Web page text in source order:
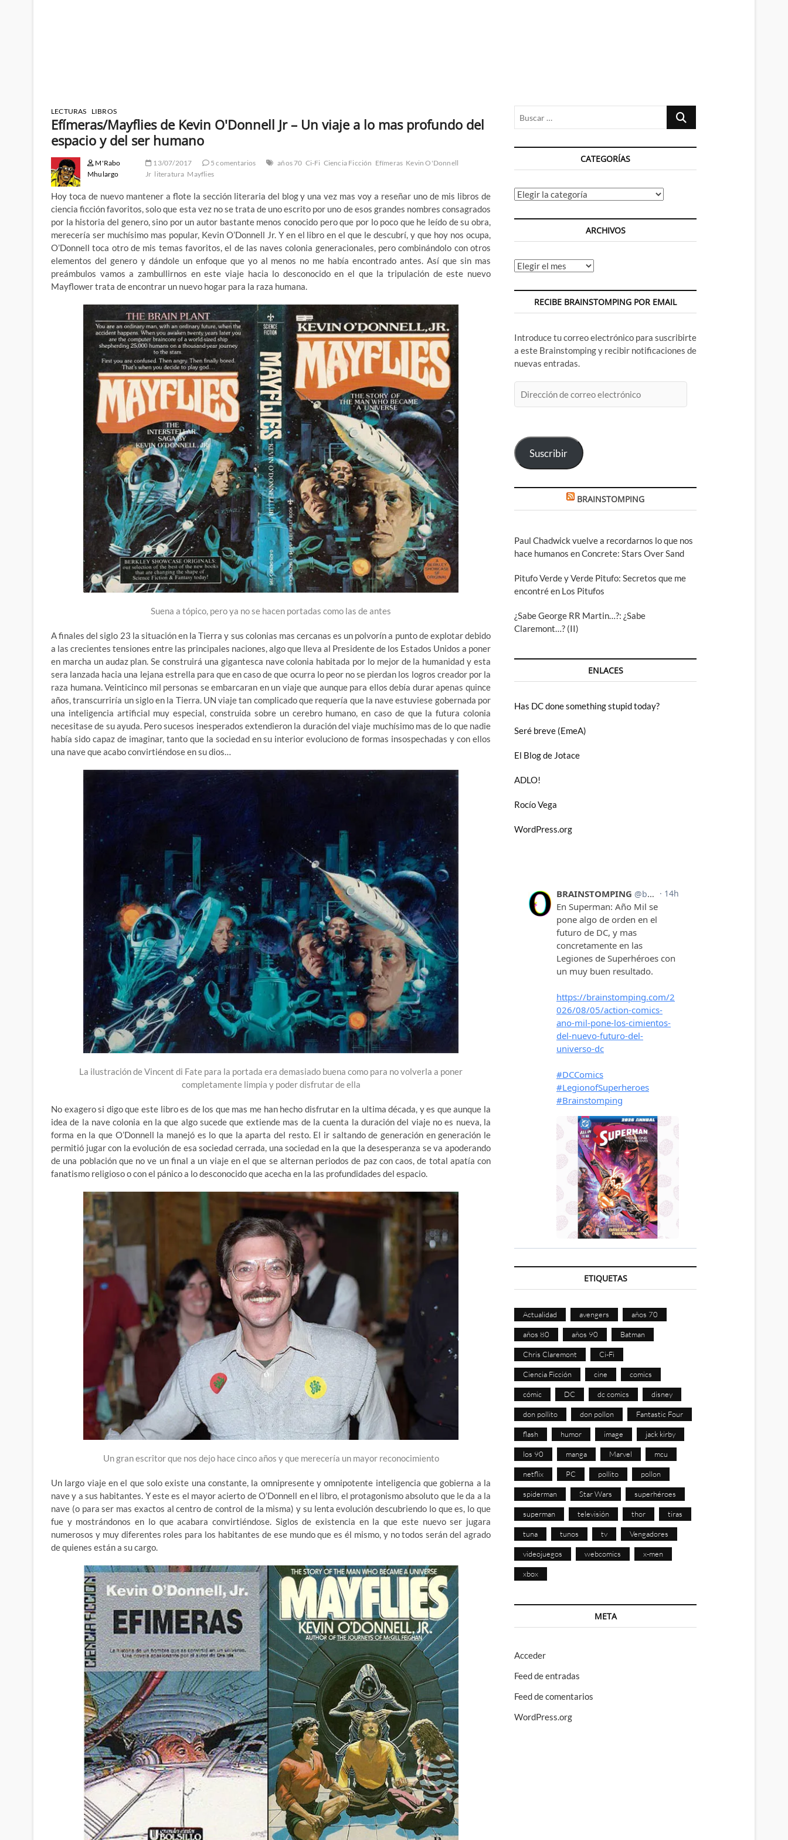
LECTURAS LIBROS
Efímeras/Mayflies de Kevin O'Donnell Jr – Un viaje a lo mas profundo del
espacio y del ser humano
M'Rabo
Mhulargo
13/07/2017 5 comentarios años 70 Ci-Fi Ciencia Ficción Efímeras Kevin O'Donnell
Jr literatura Mayflies
Hoy toca de nuevo mantener a flote la sección literaria del blog y una vez mas voy a reseñar uno de mis libros de
ciencia ficción favoritos, solo que esta vez no se trata de uno escrito por uno de esos grandes nombres consagrados
por la historia del genero, sino por un autor bastante menos conocido pero que por lo poco que he leído de su obra,
merecería ser muchísimo mas popular, Kevin O’Donnell Jr. Y en el libro en el que le descubrí, y que hoy nos ocupa,
O’Donnell toca otro de mis temas favoritos, el de las naves colonia generacionales, pero combinándolo con otros
elementos del genero y dándole un enfoque que yo al menos no me había encontrado antes. Así que sin mas
preámbulos vamos a zambullirnos en este viaje hacia lo desconocido en el que la tripulación de este nuevo
Mayflower trata de encontrar un nuevo hogar para la raza humana.
Suena a tópico, pero ya no se hacen portadas como las de antes
A finales del siglo 23 la situación en la Tierra y sus colonias mas cercanas es un polvorín a punto de explotar debido
a las crecientes tensiones entre las principales naciones, algo que lleva al Presidente de los Estados Unidos a poner
en marcha un audaz plan. Se construirá una gigantesca nave colonia habitada por lo mejor de la humanidad y esta
sera lanzada hacia una lejana estrella para que en caso de que ocurra lo peor no se pierdan los logros creador por la
raza humana. Veinticinco mil personas se embarcaran en un viaje que aunque para ellos debía durar apenas quince
años, transcurriría un siglo en la Tierra. UN viaje tan complicado que requería que la nave estuviese gobernada por
una inteligencia artificial muy especial, construida sobre un cerebro humano, en caso de que la futura colonia
necesitase de su ayuda. Pero sucesos inesperados extendieron la duración del viaje muchísimo mas de lo que nadie
había sido capaz de imaginar, tanto que la sociedad en su interior evoluciono de formas insospechadas y con ellos
una nave que acabo convirtiéndose en su dios…
La ilustración de Vincent di Fate para la portada era demasiado buena como para no volverla a poner
completamente limpia y poder disfrutar de ella
No exagero si digo que este libro es de los que mas me han hecho disfrutar en la ultima década, y es que aunque la
idea de la nave colonia en la que algo sucede que extiende mas de la cuenta la duración del viaje no es nueva, la
forma en la que O’Donnell la manejó es lo que la aparta del resto. El ir saltando de generación en generación le
permitió jugar con la evolución de esa sociedad cerrada, una sociedad en la que la desesperanza se va apoderando
de una población que no ve un final a un viaje en el que se alternan periodos de paz con caos, de total apatía con
fanatismo religioso o con el pánico a lo desconocido que acecha en la las profundidades del espacio.
Un gran escritor que nos dejo hace cinco años y que merecería un mayor reconocimiento
Un largo viaje en el que solo existe una constante, la omnipresente y omnipotente inteligencia que gobierna a la
nave y a sus habitantes. Y este es el mayor acierto de O’Donnell en el libro, el protagonismo absoluto que le da a la
nave (o para ser mas exactos al centro de control de la misma) y su lenta evolución descubriendo lo que es, lo que
fue y mostrándonos en lo que acabara convirtiéndose. Siglos de existencia en la que este nuevo ser jugara
numerosos y muy diferentes roles para los habitantes de ese mundo que es él mismo, y no todos serán del agrado
de quienes están a su cargo.
Buscar
CATEGORÍAS
Categorías
ARCHIVOS
Archivos
RECIBE BRAINSTOMPING POR EMAIL
Introduce tu correo electrónico para suscribirte
a este Brainstomping y recibir notificaciones de
nuevas entradas.
de
Suscribir
BRAINSTOMPING
Paul Chadwick vuelve a recordarnos lo que nos
hace humanos en Concrete: Stars Over Sand
Pitufo Verde y Verde Pitufo: Secretos que me
encontré en Los Pitufos
¿Sabe George RR Martin…?: ¿Sabe
Claremont…? (II)
ENLACES
Has DC done something stupid today?
Seré breve (EmeA)
El Blog de Jotace
ADLO!
Rocío Vega
WordPress.org
ETIQUETAS
Actualidad avengers años 70
años 80 años 90 Batman
Chris Claremont Ci-Fi
Ciencia Ficción cine comics
cómic DC dc comics disney
don pollito don pollon Fantastic Four
flash humor image jack kirby
los 90 manga Marvel mcu
netflix PC pollito pollon
spiderman Star Wars superhéroes
superman televisión thor tiras
tuna tunos tv Vengadores
videojuegos webcomics x-men
xbox
META
Acceder
Feed de entradas
Feed de comentarios
WordPress.org